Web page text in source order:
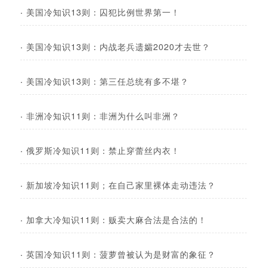
· 美国冷知识13则：囚犯比例世界第一！
· 美国冷知识13则：内战老兵遗孀2020才去世？
· 美国冷知识13则：第三任总统有多不堪？
· 非洲冷知识11则：非洲为什么叫非洲？
· 俄罗斯冷知识11则：禁止穿蕾丝内衣！
· 新加坡冷知识11则；在自己家里裸体走动违法？
· 加拿大冷知识11则：贩卖大麻合法是合法的！
· 英国冷知识11则：菠萝曾被认为是财富的象征？